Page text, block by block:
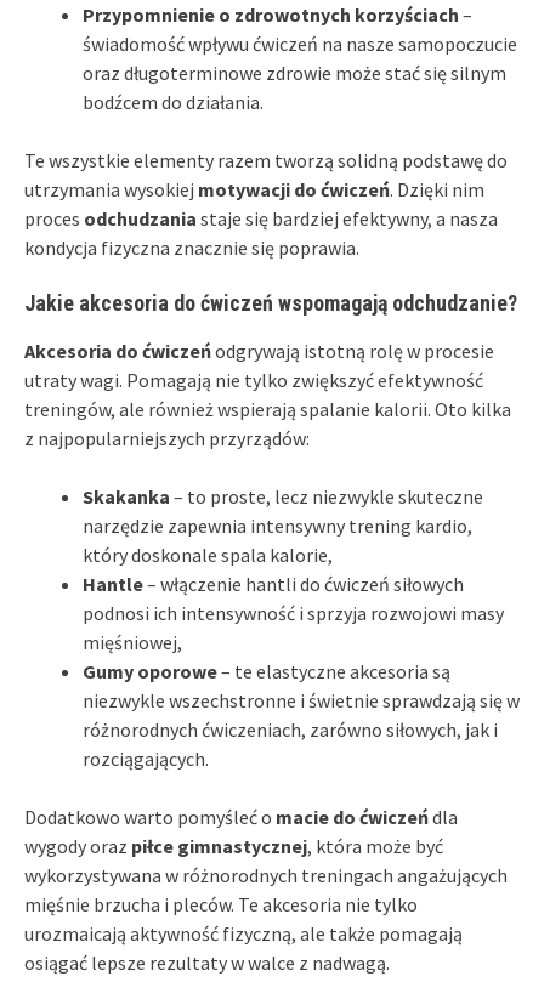
Przypomnienie o zdrowotnych korzyściach –
świadomość wpływu ćwiczeń na nasze samopoczucie
oraz długoterminowe zdrowie może stać się silnym
bodźcem do działania.
Te wszystkie elementy razem tworzą solidną podstawę do
utrzymania wysokiej motywacji do ćwiczeń. Dzięki nim
proces odchudzania staje się bardziej efektywny, a nasza
kondycja fizyczna znacznie się poprawia.
Jakie akcesoria do ćwiczeń wspomagają odchudzanie?
Akcesoria do ćwiczeńodgrywają istotną rolę w procesie
utraty wagi. Pomagają nie tylko zwiększyć efektywność
treningów, ale również wspierają spalanie kalorii. Oto kilka
z najpopularniejszych przyrządów:
Skakanka – to proste, lecz niezwykle skuteczne
narzędzie zapewnia intensywny trening kardio,
który doskonale spala kalorie,
Hantle– włączenie hantli do ćwiczeń siłowych
podnosi ich intensywność i sprzyja rozwojowi masy
mięśniowej,
Gumy oporowe– te elastyczne akcesoria są
niezwykle wszechstronne i świetnie sprawdzają się w
różnorodnych ćwiczeniach, zarówno siłowych, jak i
rozciągających.
Dodatkowo warto pomyśleć o macie do ćwiczeńdla
wygody oraz piłce gimnastycznej, która może być
wykorzystywana w różnorodnych treningach angażujących
mięśnie brzucha i pleców. Te akcesoria nie tylko
urozmaicają aktywność fizyczną, ale także pomagają
osiągać lepsze rezultaty w walce z nadwagą.